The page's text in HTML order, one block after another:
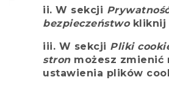
W sekcji
bezpieczeństwokliknij
W sekcji Pliki
stronmożesz zmienić
ustawienia plików